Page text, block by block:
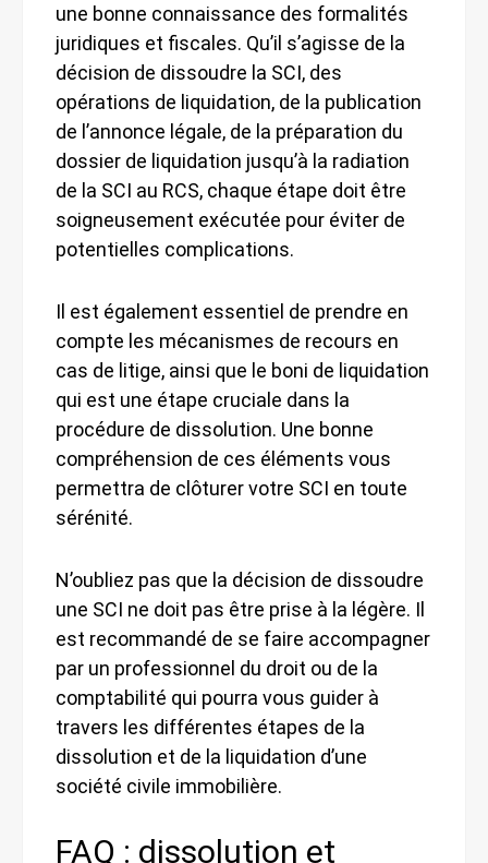
une bonne connaissance des formalités
juridiques et fiscales. Qu’il s’agisse de la
décision de dissoudre la SCI, des
opérations de liquidation, de la publication
de l’annonce légale, de la préparation du
dossier de liquidation jusqu’à la radiation
de la SCI au RCS, chaque étape doit être
soigneusement exécutée pour éviter de
potentielles complications.
Il est également essentiel de prendre en
compte les mécanismes de recours en
cas de litige, ainsi que le boni de liquidation
qui est une étape cruciale dans la
procédure de dissolution. Une bonne
compréhension de ces éléments vous
permettra de clôturer votre SCI en toute
sérénité.
N’oubliez pas que la décision de dissoudre
une SCI ne doit pas être prise à la légère. Il
est recommandé de se faire accompagner
par un professionnel du droit ou de la
comptabilité qui pourra vous guider à
travers les différentes étapes de la
dissolution et de la liquidation d’une
société civile immobilière.
FAQ : dissolution et